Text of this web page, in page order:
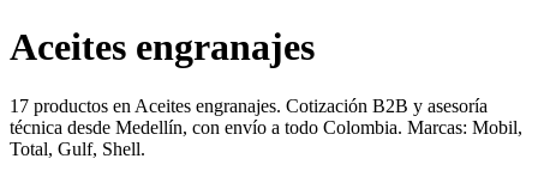
Aceites engranajes
17 productos en Aceites engranajes. Cotización B2B y asesoría
técnica desde Medellín, con envío a todo Colombia. Marcas: Mobil,
Total, Gulf, Shell.